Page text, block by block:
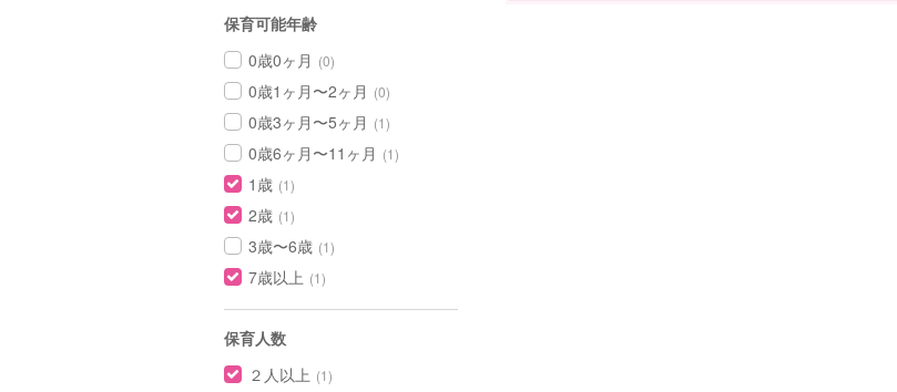
保育可能年齢
0歳0ヶ月 (0)
0歳1ヶ月〜2ヶ月 (0)
0歳3ヶ月〜5ヶ月 (1)
0歳6ヶ月〜11ヶ月 (1)
1歳 (1)
2歳 (1)
3歳〜6歳 (1)
7歳以上 (1)
保育人数
２人以上 (1)